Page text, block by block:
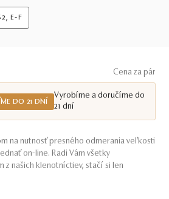
E-F
Cena za pár
DO 21 DNÍ
Vyrobíme a doručíme do
21 dní
na nutnosť presného odmerania veľkosti
on-line. Radi Vám všetky
z našich klenotníctiev, stačí si len